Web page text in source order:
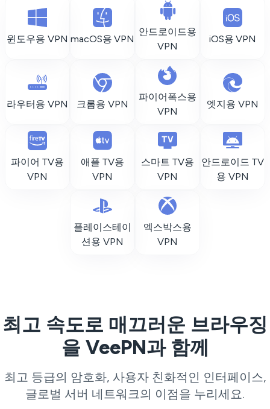
윈도우용 VPN macOS용 VPN
안드로이드용
VPN
iOS용 VPN
라우터용 VPN 크롬용 VPN
파이어폭스용
VPN
엣지용 VPN
파이어 TV용
VPN
애플 TV용
VPN
스마트 TV용
VPN
안드로이드 TV
용 VPN
플레이스테이
션용 VPN
엑스박스용
VPN
최고 속도로 매끄러운 브라우징
을 VeePN과 함께
최고 등급의 암호화, 사용자 친화적인 인터페이스,
글로벌 서버 네트워크의 이점을 누리세요.